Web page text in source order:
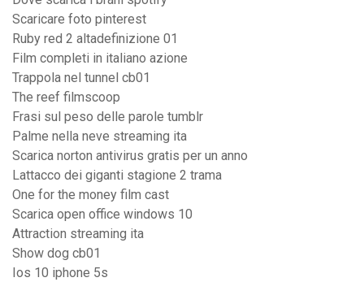
Scaricare foto pinterest
Ruby red 2 altadefinizione 01
Film completi in italiano azione
Trappola nel tunnel cb01
The reef filmscoop
Frasi sul peso delle parole tumblr
Palme nella neve streaming ita
Scarica norton antivirus gratis per un anno
Lattacco dei giganti stagione 2 trama
One for the money film cast
Scarica open office windows 10
Attraction streaming ita
Show dog cb01
Ios 10 iphone 5s